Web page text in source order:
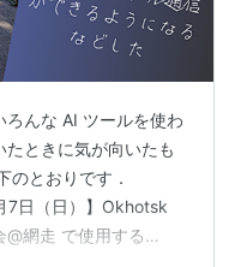
んな AI ツールを使わ
ときに気が向いたも
のとおりです．
7日（日）】Okhotsk
網走 で使用する